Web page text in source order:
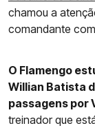
chamou a
comandante
O Flamengo
Willian Batista
passagens por
treinador que